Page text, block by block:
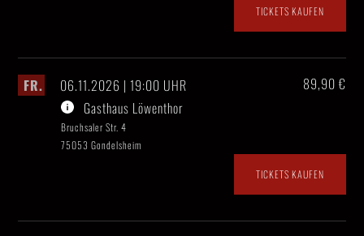
TICKETS KAUFEN
FR.
06.11.2026 | 19:00 UHR
Gasthaus Löwenthor
Bruchsaler Str. 4
75053 Gondelsheim
89,90 €
TICKETS KAUFEN